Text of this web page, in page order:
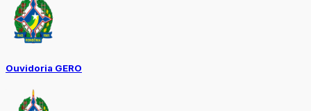
Ouvidoria GERO